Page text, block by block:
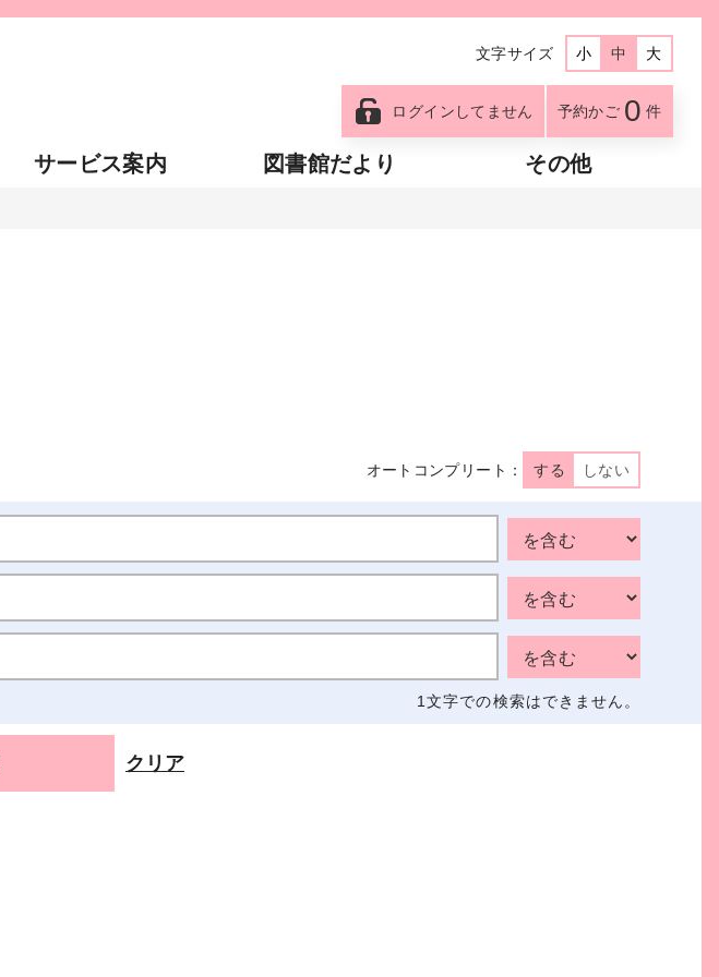
文字サイズ 小 中 大
ログインしてません 予約かご 0 件
サービス案内 図書館だより その他
オートコンプリート： する しない
1文字での検索はできません。
クリア